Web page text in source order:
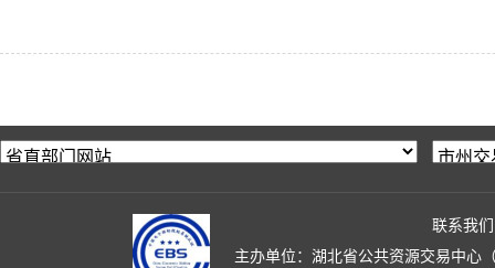
联系我们
主办单位：湖北省公共资源交易中心